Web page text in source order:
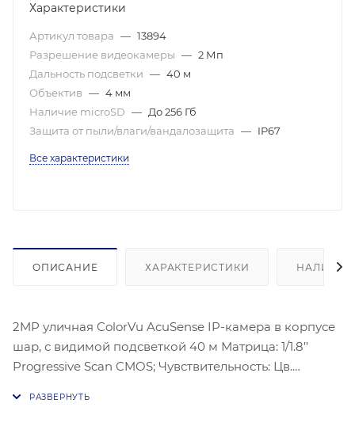
Характеристики
Артикул товара — 13894
Разрешение видеокамеры — 2 Мп
Дальность подсветки — 40 м
Объектив — 4 мм
Наличие microSD — До 256 Гб
Защита от пыли/влаги/вандалозащита — IP67
Все характеристики
ОПИСАНИЕ ХАРАКТЕРИСТИКИ НАЛИЧИЕ
2MP уличная ColorVu AcuSense IP-камера в корпусе
шар, с видимой подсветкой 40 м Матрица: 1/1.8’’
Progressive Scan CMOS; Чувствительность: Цв.